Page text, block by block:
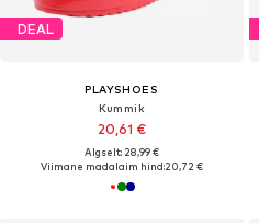
DEAL
PLAYSHOES
Kummik
20,61 €
Algselt: 28,99 €
Viimane madalaim hind:20,72 €